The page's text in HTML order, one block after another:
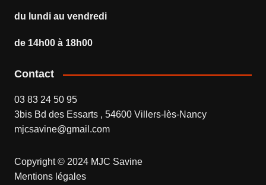
du lundi au vendredi
de 14h00 à 18h00
Contact
03 83 24 50 95
3bis Bd des Essarts , 54600 Villers-lès-Nancy
mjcsavine@gmail.com
Copyright © 2024 MJC Savine
Mentions légales